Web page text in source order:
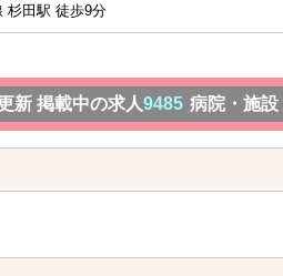
杉田駅 徒歩9分
新 掲載中の求人9485 病院・施設